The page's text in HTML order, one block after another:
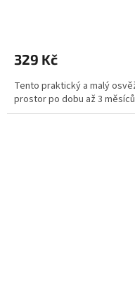
je
z
5
hvězdiček.
329 Kč
Tento praktický a malý
prostor po dobu až 3